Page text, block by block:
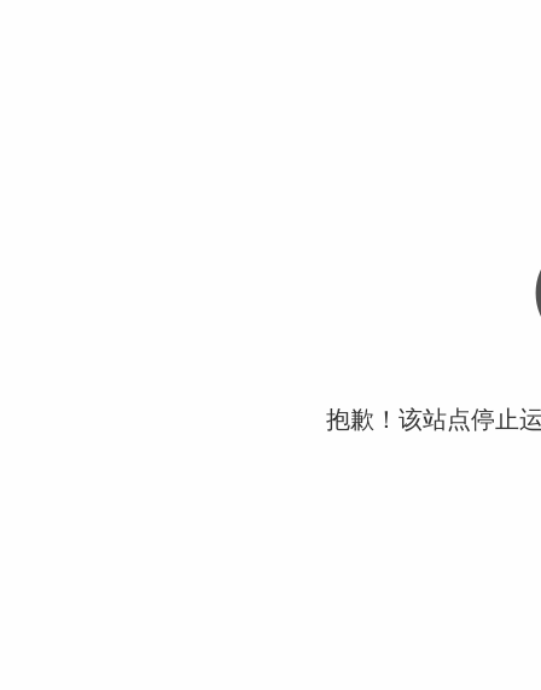
抱歉！该站点停止